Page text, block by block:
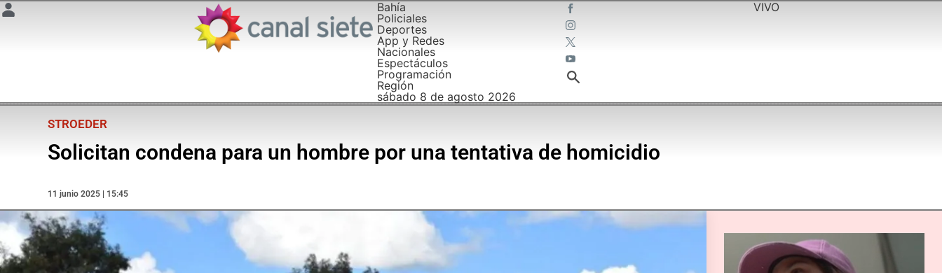
Bahía
Policiales
Deportes
App y Redes
Nacionales
Espectáculos
Programación
Región
sábado 8 de agosto 2026
VIVO
STROEDER
Solicitan condena para un hombre por una tentativa de homicidio
11 junio 2025 | 15:45